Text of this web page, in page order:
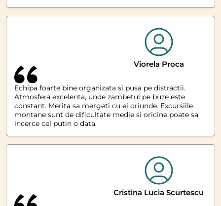
Viorela Proca
Echipa foarte bine organizata si pusa pe distractii.
Atmosfera excelenta, unde zambetul pe buze este
constant. Merita sa mergeti cu ei oriunde. Excursiile
montane sunt de dificultate medie si oricine poate sa
incerce cel putin o data.
Cristina Lucia Scurtescu